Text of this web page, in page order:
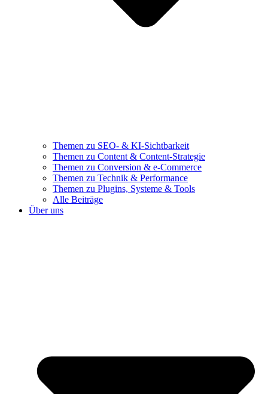
Themen zu SEO- & KI-Sichtbarkeit
Themen zu Content & Content-Strategie
Themen zu Conversion & e-Commerce
Themen zu Technik & Performance
Themen zu Plugins, Systeme & Tools
Alle Beiträge
Über uns